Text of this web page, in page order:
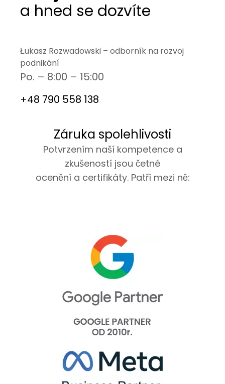
a hned se dozvíte
Łukasz Rozwadowski – odborník na rozvoj
podnikání
Po. – 8:00 – 15:00
+48 790 558 138
Záruka spolehlivosti
Potvrzením naší kompetence a
zkušeností jsou četné
ocenění a certifikáty. Patří mezi ně: